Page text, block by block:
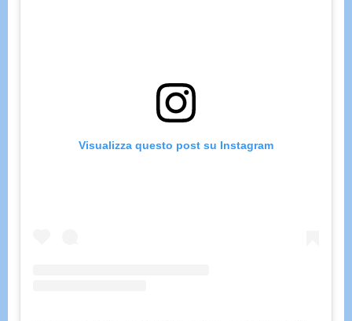
Visualizza questo post su Instagram